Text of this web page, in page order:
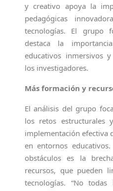
y creativo apoya la
pedagógicas
tecnologías. El grupo
destaca la
educativos inmersivos
los investigadores.
Más formación y
El análisis del grupo
los retos estructurales
implementación efectiva
en entornos
obstáculos es la
recursos, que pueden
tecnologías. “No